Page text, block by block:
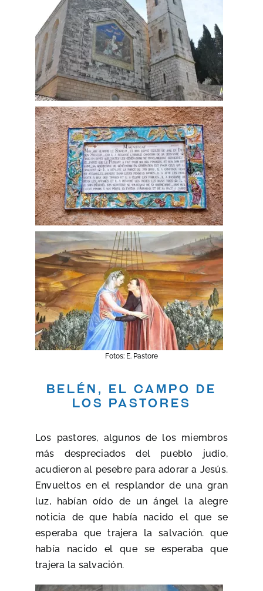
Fotos: E. Pastore
Belén, el campo de
los pastores
Los pastores, algunos de los miembros
más despreciados del pueblo judío,
acudieron al pesebre para adorar a Jesús.
Envueltos en el resplandor de una gran
luz, habían oído de un ángel la alegre
noticia de que había nacido el que se
esperaba que trajera la salvación. que
había nacido el que se esperaba que
trajera la salvación.